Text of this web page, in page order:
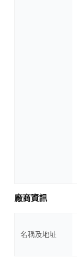
廠商資訊
名稱及地址